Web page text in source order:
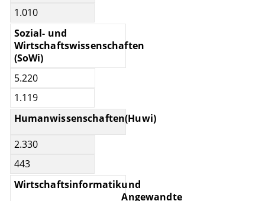
1.010
Sozial- und
Wirtschaftswissenschaften
(SoWi)
5.220
1.119
Humanwissenschaften(Huwi)
2.330
443
Wirtschaftsinformatikund
Angewandte